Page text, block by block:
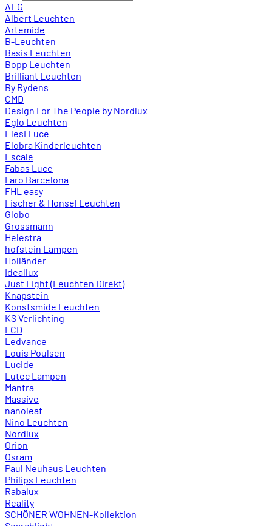
AEG
Albert Leuchten
Artemide
B-Leuchten
Basis Leuchten
Bopp Leuchten
Brilliant Leuchten
By Rydens
CMD
Design For The People by Nordlux
Eglo Leuchten
Elesi Luce
Elobra Kinderleuchten
Escale
Fabas Luce
Faro Barcelona
FHL easy
Fischer & Honsel Leuchten
Globo
Grossmann
Helestra
hofstein Lampen
Holländer
Ideallux
Just Light (Leuchten Direkt)
Knapstein
Konstsmide Leuchten
KS Verlichting
LCD
Ledvance
Louis Poulsen
Lucide
Lutec Lampen
Mantra
Massive
nanoleaf
Nino Leuchten
Nordlux
Orion
Osram
Paul Neuhaus Leuchten
Philips Leuchten
Rabalux
Reality
SCHÖNER WOHNEN-Kollektion